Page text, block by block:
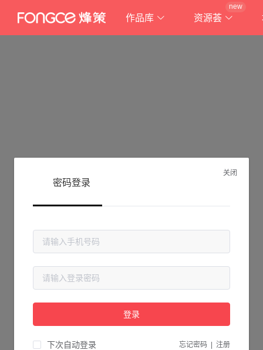
作品库 资源荟
new
抱歉!
请检查您输入的网址是否正确，或点击下面的按钮返回首页。
关闭
密码登录
登录
下次自动登录 忘记密码 注册